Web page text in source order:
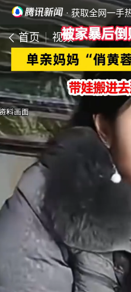
· 获取全网一手
首页 视频